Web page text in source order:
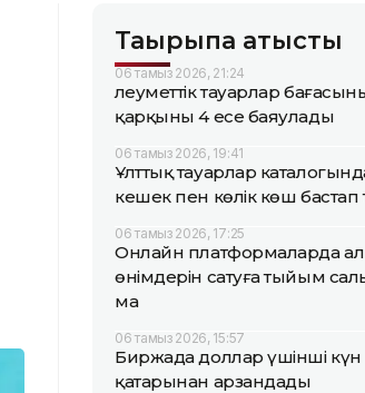
Тақырыпқа қатысты
06 тамыз 2026, 21:24
Әлеуметтік тауарлар
қарқыны 4 есе баяулады
06 тамыз 2026, 19:41
Ұлттық тауарлар
кешек пен көлік көш бастап
06 тамыз 2026, 17:25
Онлайн платформаларда
өнімдерін сатуға тыйым
ма
06 тамыз 2026, 15:57
Биржада доллар үшінші күн
қатарынан арзандады